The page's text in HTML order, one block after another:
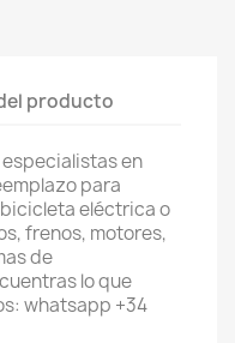
producto
en
para
eléctrica o
frenos, motores,
de
lo que
whatsapp +34